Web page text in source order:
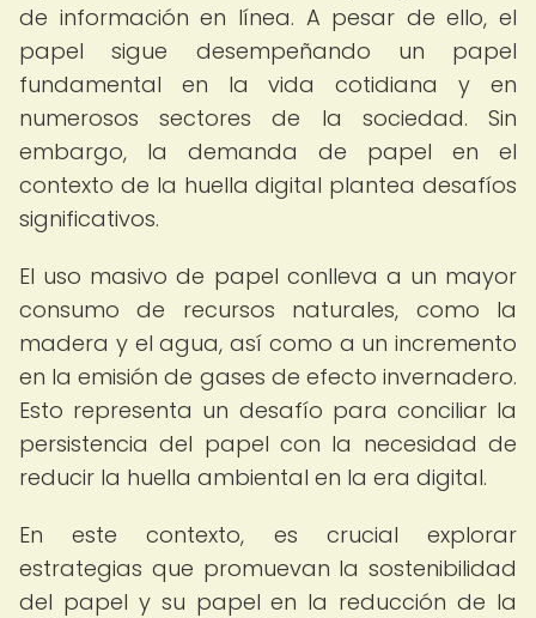
de información en línea. A pesar de ello, el
papel sigue desempeñando un papel
fundamental en la vida cotidiana y en
numerosos sectores de la sociedad. Sin
embargo, la demanda de papel en el
contexto de la huella digital plantea desafíos
significativos.
El uso masivo de papel conlleva a un mayor
consumo de recursos naturales, como la
madera y el agua, así como a un incremento
en la emisión de gases de efecto invernadero.
Esto representa un desafío para conciliar la
persistencia del papel con la necesidad de
reducir la huella ambiental en la era digital.
En este contexto, es crucial explorar
estrategias que promuevan la sostenibilidad
del papel y su papel en la reducción de la